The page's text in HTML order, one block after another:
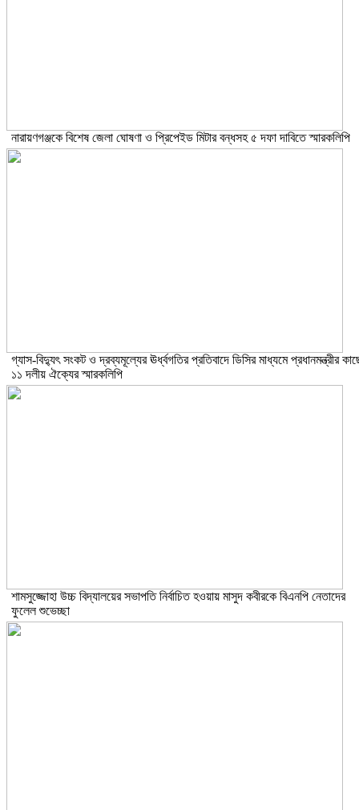
নারায়ণগঞ্জকে বিশেষ জেলা ঘোষণা ও প্রিপেইড মিটার বন্ধসহ ৫ দফা দাবিতে স্মারকলিপি
গ্যাস-বিদ্যুৎ সংকট ও দ্রব্যমূল্যের ঊর্ধ্বগতির প্রতিবাদে ডিসির মাধ্যমে প্রধানমন্ত্রীর
১১ দলীয় ঐক্যের স্মারকলিপি
শামসুজ্জোহা উচ্চ বিদ্যালয়ের সভাপতি নির্বাচিত হওয়ায় মাসুদ কবীরকে বিএনপি নেতাদের
ফুলেল শুভেচ্ছা